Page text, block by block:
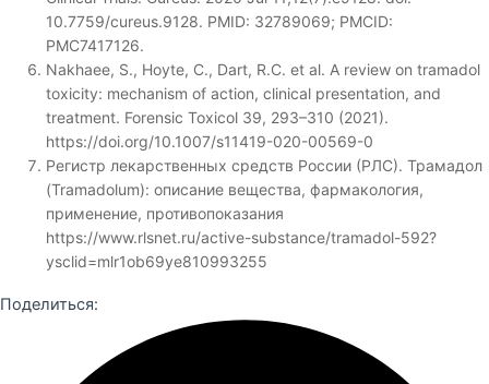
10.7759/cureus.9128. PMID: 32789069; PMCID:
PMC7417126.
Nakhaee, S., Hoyte, C., Dart, R.C. et al. A review on tramadol
toxicity: mechanism of action, clinical presentation, and
treatment. Forensic Toxicol 39, 293–310 (2021).
https://doi.org/10.1007/s11419-020-00569-0
Регистр лекарственных средств России (РЛС). Трамадол
(Tramadolum): описание вещества, фармакология,
применение, противопоказания
https://www.rlsnet.ru/active-substance/tramadol-592?
ysclid=mlr1ob69ye810993255
Поделиться: